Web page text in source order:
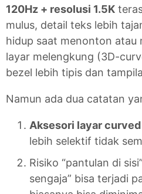
120Hz + resolusi 1.5K
mulus, detail teks lebih
hidup saat menonton atau
layar melengkung (3D-
bezel lebih tipis dan
Namun ada dua catatan
Aksesori layar curved
lebih selektif tidak
Risiko “pantulan di
sengaja” bisa terjadi